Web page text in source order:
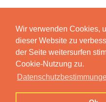
Wir verwenden Cookies,
dieser Website zu
der Seite weitersurfen
Cookie-Nutzung zu.
Home
Preise
Contact us